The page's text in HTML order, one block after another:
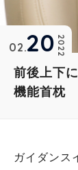
前後上下
機能首枕
2022
02 20
ガイダンス